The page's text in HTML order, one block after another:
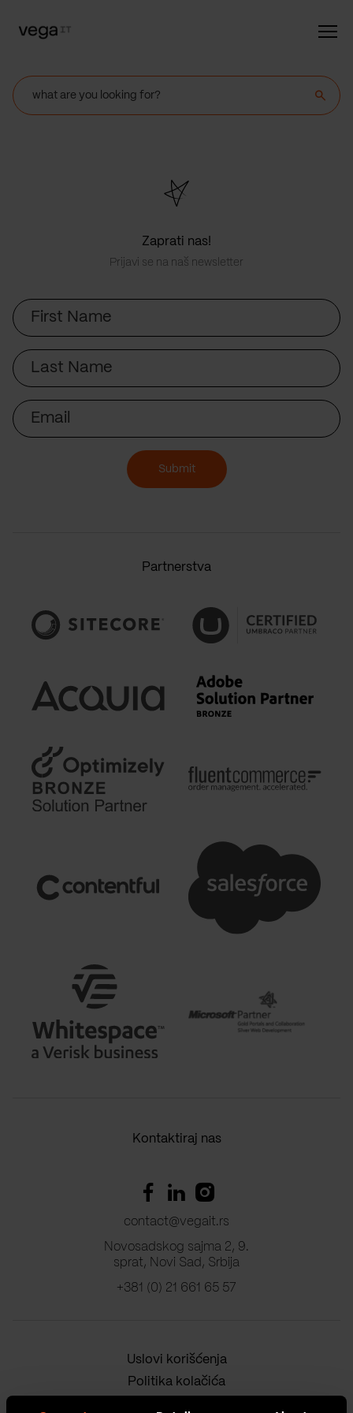
button
Zaprati nas!
Prijavi se na naš newsletter
First
Name
Last
Name
Email
Submit
Partnerstva
Kontaktiraj nas
contact@vegait.rs
Novosadskog sajma 2, 9.
sprat, Novi Sad, Srbija
+381 (0) 21 661 65 57
Uslovi korišćenja
Politika kolačića